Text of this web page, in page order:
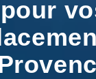
pour